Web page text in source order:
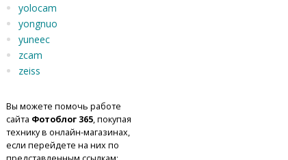
yolocam
yongnuo
yuneec
zcam
zeiss
Вы можете помочь работе
сайта Фотоблог 365, покупая
технику в онлайн-магазинах,
если перейдете на них по